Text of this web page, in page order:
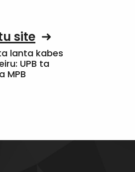
site
lanta kabes
UPB ta
MPB